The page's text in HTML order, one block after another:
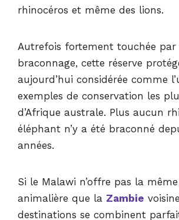
rhinocéros et même des lions.
Autrefois fortement touchée par
braconnage, cette réserve
aujourd’hui considérée comme
exemples de conservation les
d’Afrique australe. Plus aucun
éléphant n’y a été braconné
années.
Si le Malawi n’offre pas la
animalière que la Zambie
destinations se combinent